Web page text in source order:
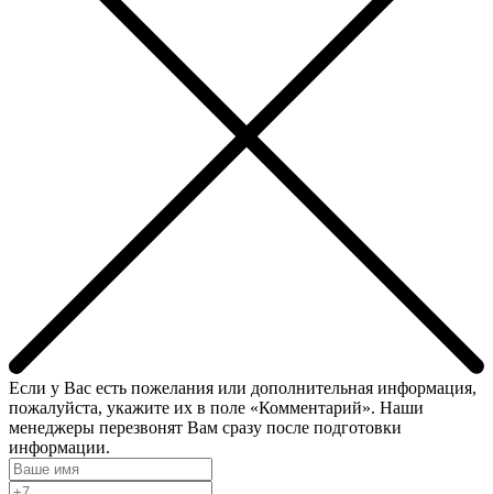
Если у Вас есть пожелания или дополнительная информация,
пожалуйста, укажите их в поле «Комментарий». Наши
менеджеры перезвонят Вам сразу после подготовки
информации.